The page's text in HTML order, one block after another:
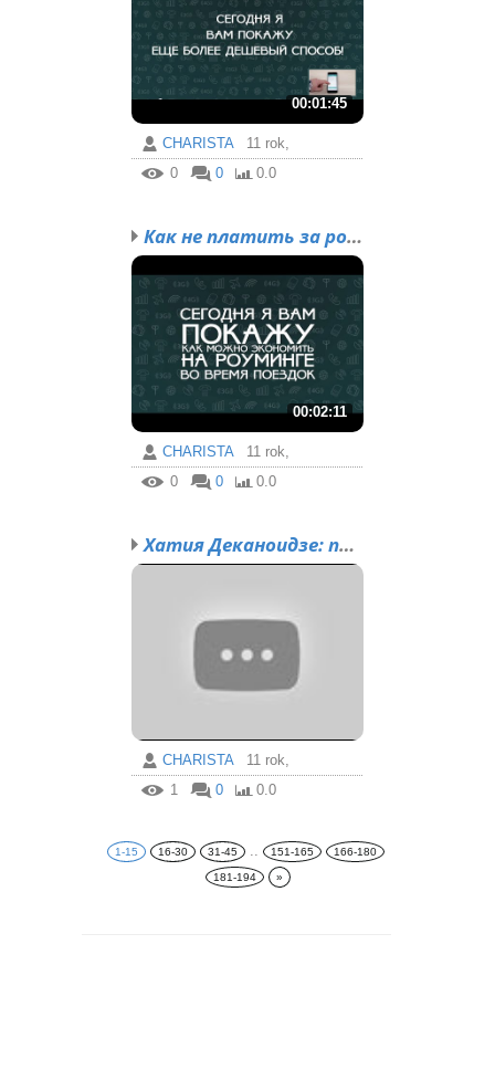
00:01:45
CHARISTA
11 rok,
0
0 0.0
Как не платить за роуми...
00:02:11
CHARISTA
11 rok,
0
0 0.0
Хатия Деканоидзе: помог...
CHARISTA
11 rok,
1
0 0.0
1-15 16-30 31-45 151-165 166-180
181-194 »